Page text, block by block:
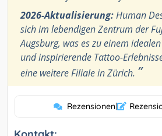
2026-Aktualisierung:Human
sich im lebendigen Zentrum der
Augsburg, was es zu einem
und inspirierende Tattoo-
eine weitere Filiale in Zürich. ”
Rezensionen|